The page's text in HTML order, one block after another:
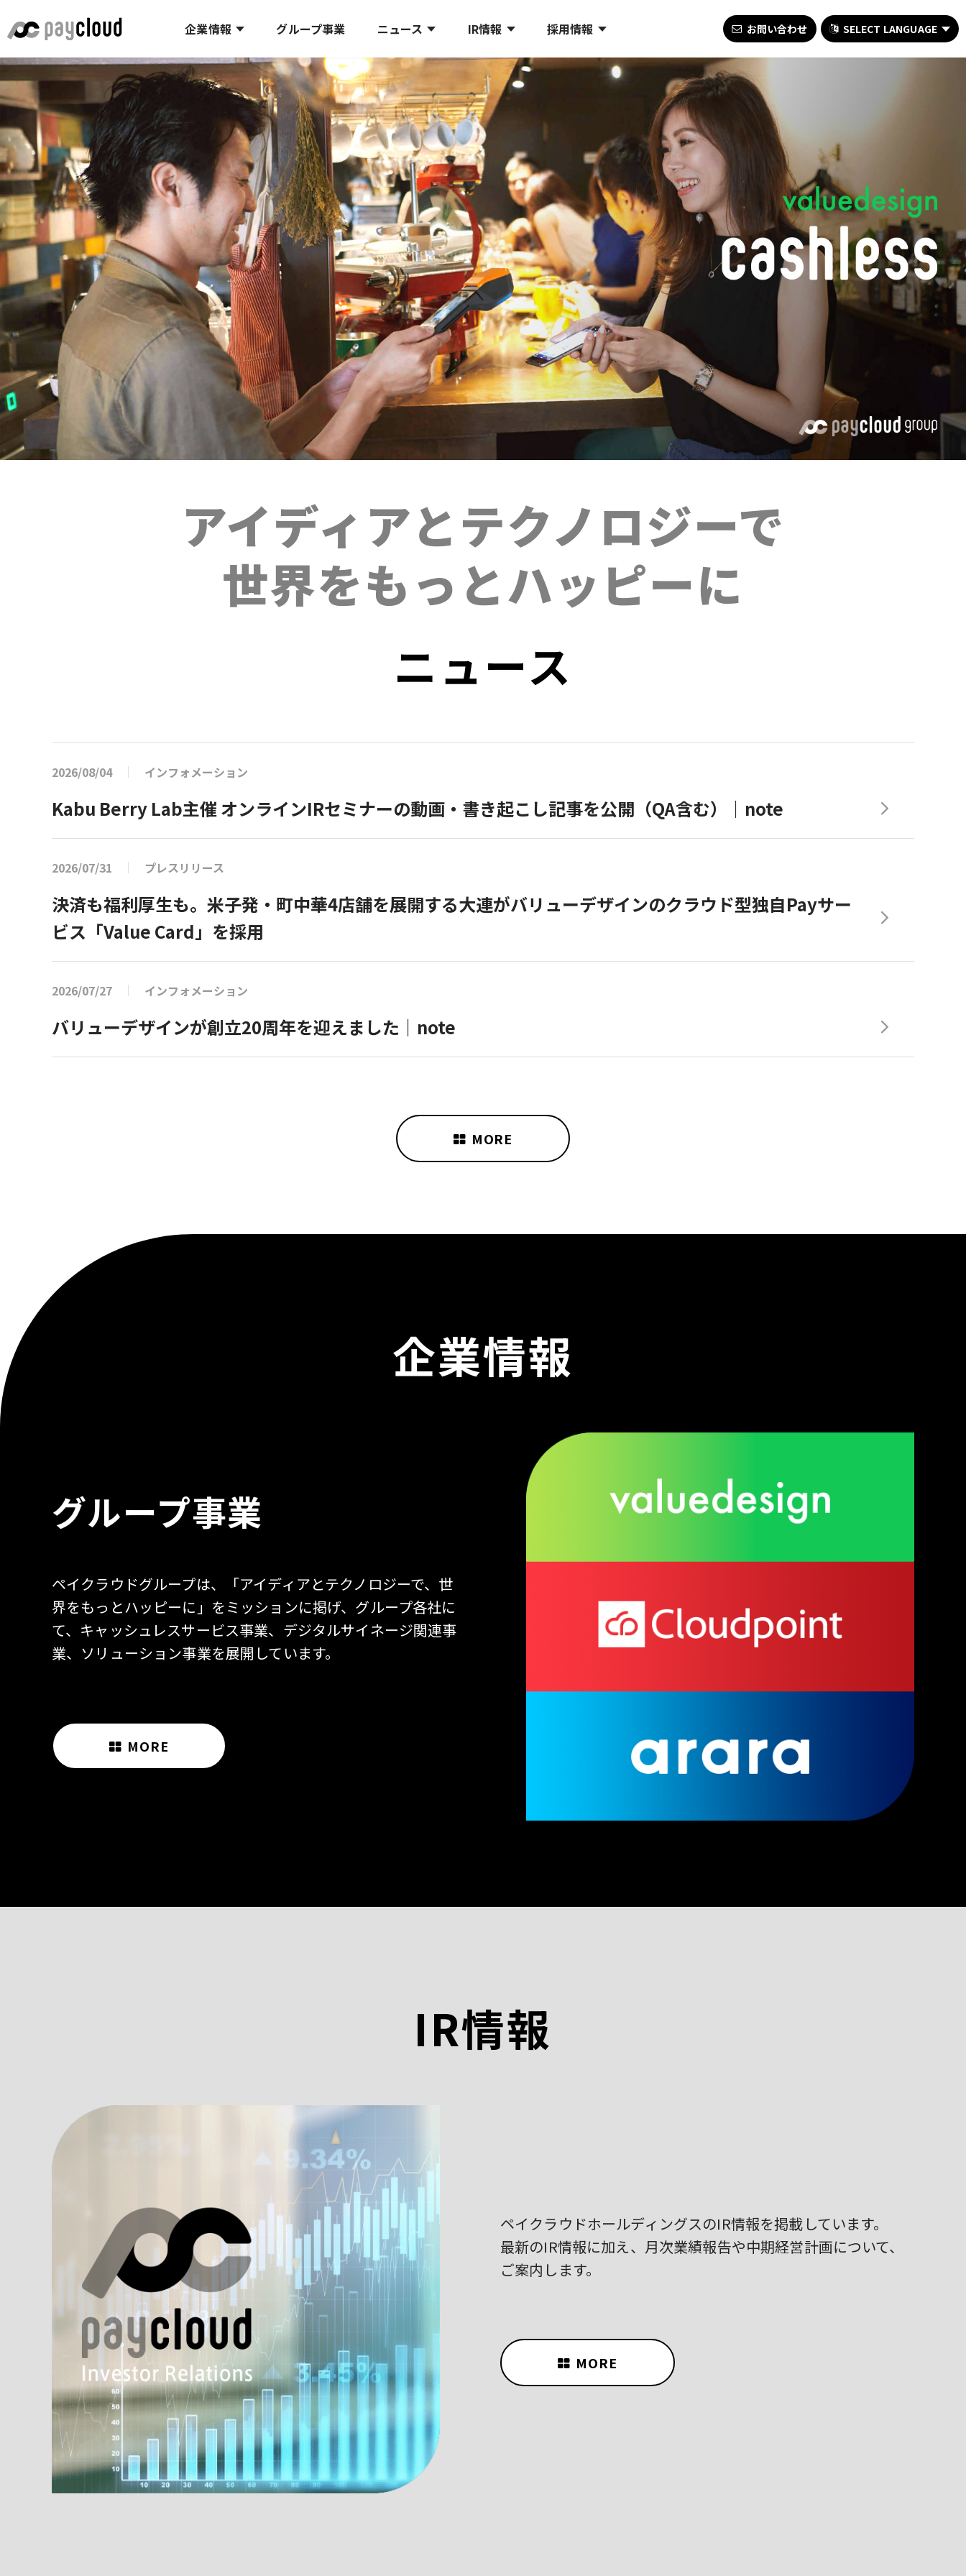
企業情報 グループ事業 ニュース IR情報 採用情報 お問い合わせ SELECT LANGUAGE
アイディアとテクノロジーで
世界をもっとハッピーに
ニュース
2026/08/04 インフォメーション
Kabu Berry Lab主催 オンラインIRセミナーの動画・書き起こし記事を公開（QA含む）｜note
2026/07/31 プレスリリース
決済も福利厚生も。米子発・町中華4店舗を展開する大連がバリューデザインのクラウド型独自Payサー
ビス「Value Card」を採用
2026/07/27 インフォメーション
バリューデザインが創立20周年を迎えました｜note
MORE
企業情報
グループ事業
ペイクラウドグループは、「アイディアとテクノロジーで、世
界をもっとハッピーに」をミッションに掲げ、グループ各社に
て、キャッシュレスサービス事業、デジタルサイネージ関連事
業、ソリューション事業を展開しています。
MORE
IR情報
ペイクラウドホールディングスのIR情報を掲載しています。
最新のIR情報に加え、月次業績報告や中期経営計画について、
ご案内します。
MORE